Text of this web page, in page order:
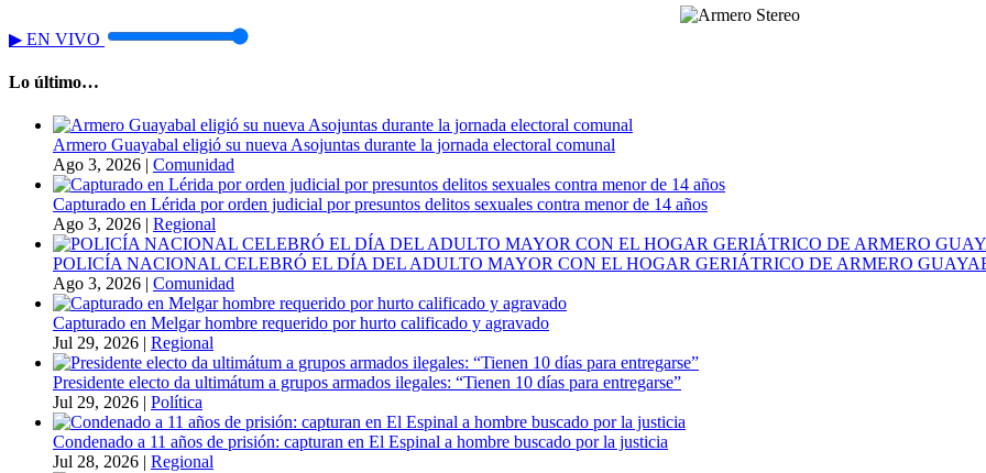
▶ EN VIVO
Lo último…
Armero Guayabal eligió su nueva Asojuntas durante la jornada electoral comunal
Ago 3, 2026 | Comunidad
Capturado en Lérida por orden judicial por presuntos delitos sexuales contra menor de 14 años
Ago 3, 2026 | Regional
POLICÍA NACIONAL CELEBRÓ EL DÍA DEL ADULTO MAYOR CON EL HOGAR GERIÁTRICO DE ARMERO
Ago 3, 2026 | Comunidad
Capturado en Melgar hombre requerido por hurto calificado y agravado
Jul 29, 2026 | Regional
Presidente electo da ultimátum a grupos armados ilegales: “Tienen 10 días para entregarse”
Jul 29, 2026 | Política
Condenado a 11 años de prisión: capturan en El Espinal a hombre buscado por la justicia
Jul 28, 2026 | Regional